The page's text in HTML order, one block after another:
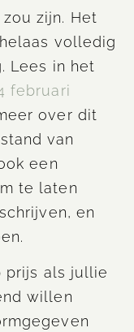
zijn. Het
volledig
Lees in het
februari
over dit
van
een
te laten
en
prijs als jullie
willen